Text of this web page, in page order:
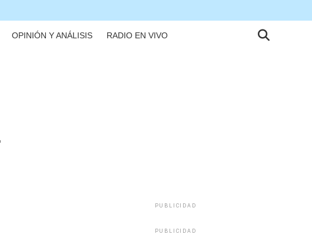
OPINIÓN Y ANÁLISIS RADIO EN VIVO
PUBLICIDAD
PUBLICIDAD